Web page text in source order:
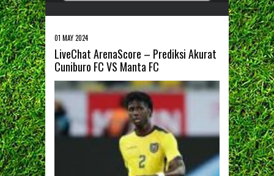
01 MAY 2024
LiveChat ArenaScore – Prediksi Akurat
Cuniburo FC VS Manta FC